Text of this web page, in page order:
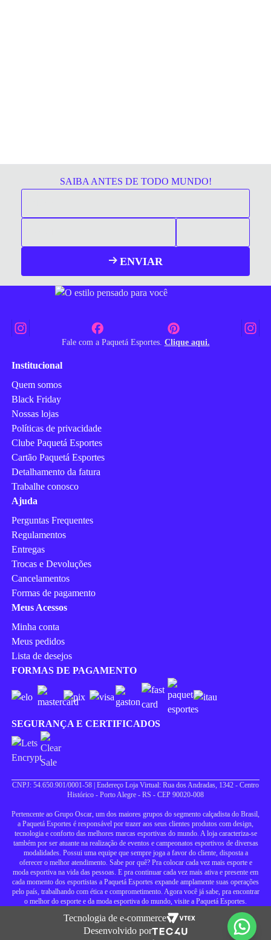
SAIBA ANTES DE TODO MUNDO!
ENVIAR
Fale com a Paquetá Esportes. Clique aqui.
Institucional
Quem somos
Black Friday
Nossas lojas
Políticas de privacidade
Clube Paquetá Esportes
Cartão Paquetá Esportes
Detalhamento da fatura
Trabalhe conosco
Ajuda
Perguntas Frequentes
Regulamentos
Entregas
Trocas e Devoluções
Cancelamentos
Formas de pagamento
Meus Acessos
Minha conta
Meus pedidos
Lista de desejos
FORMAS DE PAGAMENTO
SEGURANÇA E CERTIFICADOS
CNPJ: 54.650.901/0001-58 | Endereço Loja Virtual: Rua dos Andradas, 1342 - Centro
Histórico - Porto Alegre - RS - CEP 90020-008
Pertencente ao Grupo Oscar, um dos maiores grupos do segmento calçadista do Brasil,
a Paquetá Esportes é responsável por trazer aos seus clientes produtos com design,
tecnologia e conforto das melhores marcas esportivas do mundo. A loja caracteriza-se
também por ser atuante na realização de eventos e campeonatos esportivos de diversas
modalidades. Possui uma equipe que sempre joga a favor do cliente, disposta a
oferecer o melhor atendimento. Sabe por quê? Pra colocar cada vez mais esporte e
moda esportiva na vida das pessoas. E pra continuar cada vez mais ativa e presente em
cada momento dos esportistas a Paquetá Esportes expande amplamente suas operações
pelo país, trabalhando com ética e comprometimento. Agora você já sabe, pra encontrar
o melhor do esporte e da moda esportiva do mundo, visite a Paquetá Esportes.
Tecnologia de e-commerce
Desenvolvido por